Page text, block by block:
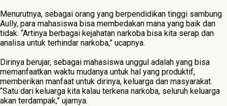
Menurutnya, sebagai orang yang berpendidikan tinggi sambung
Aully, para mahasiswa bisa membedakan mana yang baik dan
tidak. “Artinya berbagai kejahatan narkoba bisa kita serap dan
analisa untuk terhindar narkoba,” ucapnya.
Dirinya berujar, sebagai mahasiswa unggul adalah yang bisa
memanfaatkan waktu mudanya untuk hal yang produktif,
memberikan manfaat untuk dirinya, keluarga dan masyarakat.
“Satu dari keluarga kita kalau terkena narkoba, seluruh keluarga
akan terdampak,” ujarnya.